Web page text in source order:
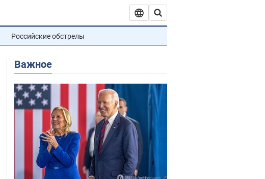
Российские обстрелы
Важное